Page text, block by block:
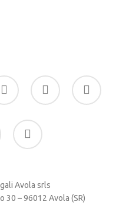
whatsapp tiktok
email
Avola srls
30 – 96012 Avola (SR)